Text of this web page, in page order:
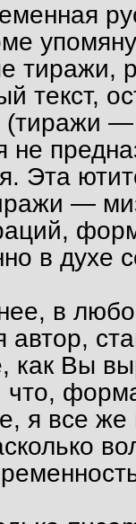
тиражи,
текст,
(тиражи
не
Эта
—
в духе
в
автор,
как Вы
я все